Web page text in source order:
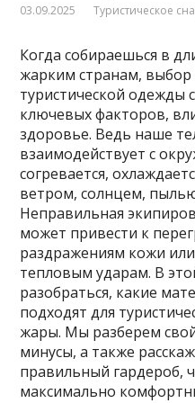
03.09.2025 Туристическое
Когда собираешься в
жарким странам,
туристической одежды
ключевых факторов,
здоровье. Ведь наше
взаимодействует с
согревается,
ветром, солнцем,
Неправильная
может привести к
раздражениям кожи
тепловым ударам. В
разобраться, какие
подходят для
жары. Мы разберем
минусы, а также
правильный гардероб,
максимально